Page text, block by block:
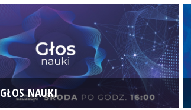
GŁOS NAUKI